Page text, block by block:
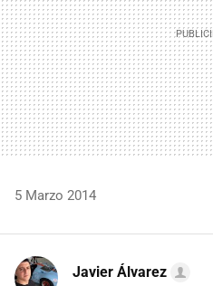
5 Marzo 2014
Javier Álvarez